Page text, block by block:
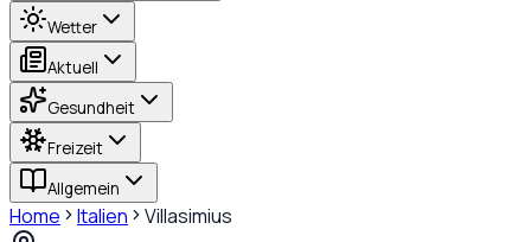
Wetter
Aktuell
Gesundheit
Freizeit
Allgemein
Home Italien Villasimius